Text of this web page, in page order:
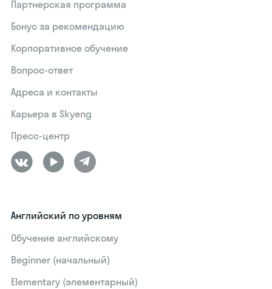
Партнерская программа
Бонус за рекомендацию
Корпоративное обучение
Вопрос-ответ
Адреса и контакты
Карьера в Skyeng
Пресс-центр
Английский по уровням
Обучение английскому
Beginner (начальный)
Elementary (элементарный)